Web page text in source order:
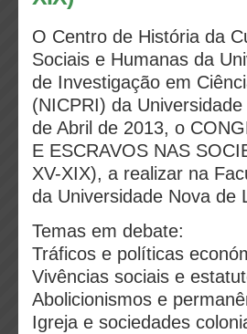
O Centro de História da
Sociais e Humanas da
de Investigação em
(NICPRI) da
de Abril de 2013, o
E ESCRAVOS NAS
XV-XIX), a realizar na
da Universidade Nova de
Temas em debate:
Tráficos e políticas
Vivências sociais e
Abolicionismos e
Igreja e sociedades